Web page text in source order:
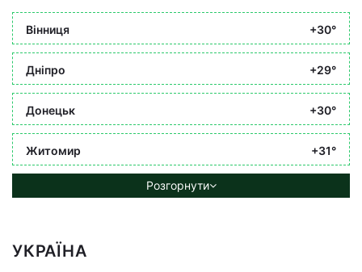
Вінниця +30°
Дніпро +29°
Донецьк +30°
Житомир +31°
Розгорнути
УКРАЇНА